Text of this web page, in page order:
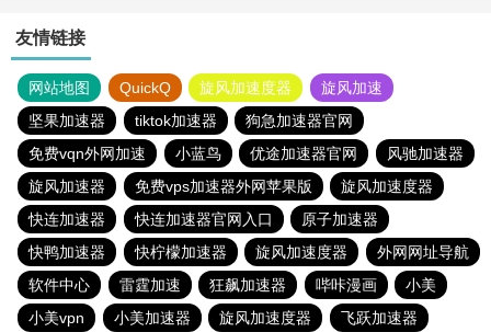
友情链接
网站地图 QuickQ 旋风加速度器
旋风加速
坚果加速器
tiktok加速器
狗急加速器官网
免费vqn外网加速
小蓝鸟 优途加速器官网
风驰加速器
旋风加速器
免费vps加速器外网苹果版
旋风加速度器
快连加速器
快连加速器官网入口
原子加速器
快鸭加速器
快柠檬加速器 旋风加速度器
外网网址导航
软件中心
雷霆加速 狂飙加速器 哔咔漫画
小美
小美vpn
小美加速器 旋风加速度器
飞跃加速器